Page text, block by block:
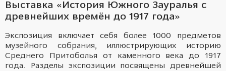
Выставка «История Южного Зауралья с
древнейших времён до 1917 года»
Экспозиция включает себя более 1000 предметов
музейного собрания, иллюстрирующих историю
Среднего Притоболья от каменного века до 1917
года. Разделы экспозиции посвящены древнейшей